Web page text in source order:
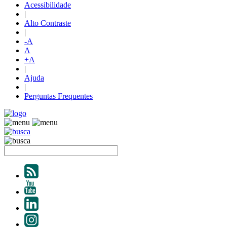
Acessibilidade
|
Alto Contraste
|
-A
A
+A
|
Ajuda
|
Perguntas Frequentes